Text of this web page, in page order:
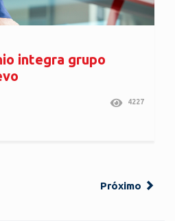
integra grupo
4227
Próximo